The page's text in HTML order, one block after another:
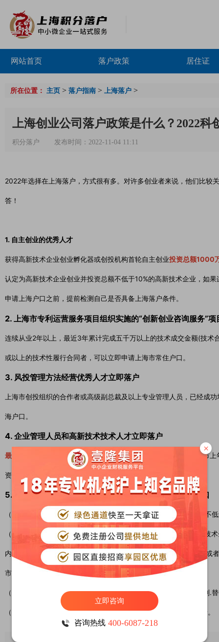
网站首页 落户政策 居住证
所在位置： 主页 > 落户指南 > 上海落户 >
上海创业公司落户政策是什么？2022科
积分落户 发布时间：2022-11-04 11:11
2022年选择在上海落户，方式很有多。对许多创业者来说，他们比较
答！
1. 自主创业的优秀人才
获得高新技术企业创业孵化器或创投机构首轮自主创业投资总额1000
认定为高新技术企业创业并投资总额不低于10%的高新技术企业，如
申请上海户口之前，提前检测自己是否具备上海落户条件。
2. 上海市专利运营服务项目组织实施的“创新创业咨询服务”
连续从业2年以上，最近3年累计完成五千万以上的技术成交金额(技术
或以上的技术性履行合同者，可以立即申请上海市常住户口。
3. 风投管理方法经营优秀人才立即落户
上海市创投组织的合作者或高级副总裁及以上专业管理人员，已经成
海户口。
4. 企业管理人员和高新技术技术人才立即落户
最近4年内累计36个月在上海市缴纳员工社会保险费 ，相当于上海市
资。上海市常住户口可立即申请。
5. 同时符合下列条件的企业家，可立即申请上海市常住户口
（1）在上海市企业中作为法人代表(担任老总经理或经理)或者头寸不
（2）企业连续3年每一年的经营收益有10%以上的利润；或者高新
内每增加10%以上，或者上一年度应纳税所得额不低于1000万元；或
市。
（3）企业的生产流程.武器装备和设备不属于上海市规定的合格类别.
（4）企业没有重大违法违规操作和处罚的记录，没有不良诚信记录。
×
立即咨询
咨询热线 400-6087-218